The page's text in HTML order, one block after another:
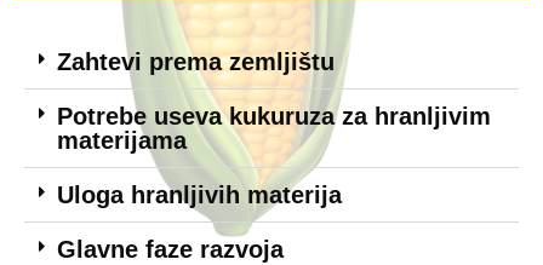
Zahtevi prema zemljištu
Potrebe useva kukuruza za hranljivim
materijama
Uloga hranljivih materija
Glavne faze razvoja